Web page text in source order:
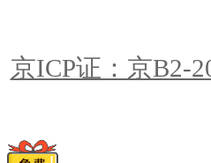
京ICP证：京B2-